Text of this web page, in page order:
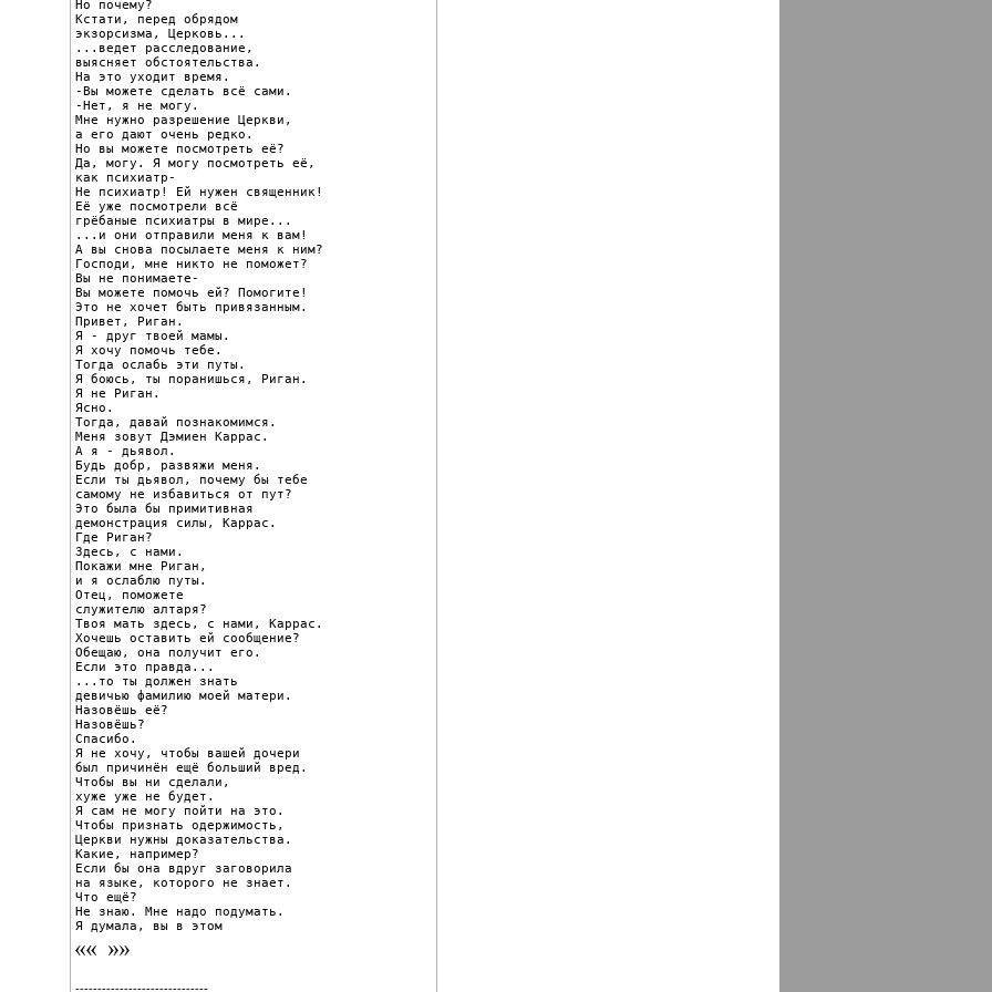
Но почему?
Кстати, перед обрядом
экзорсизма, Церковь...
...ведет расследование,
выясняет обстоятельства.
На это уходит время.
-Вы можете сделать всё сами.
-Нет, я не могу.
Мне нужно разрешение Церкви,
а его дают очень редко.
Но вы можете посмотреть её?
Да, могу. Я могу посмотреть её,
как психиатр-
Не психиатр! Ей нужен священник!
Её уже посмотрели всё
грёбаные психиатры в мире...
...и они отправили меня к вам!
А вы снова посылаете меня к ним?
Господи, мне никто не поможет?
Вы не понимаете-
Вы можете помочь ей? Помогите!
Это не хочет быть привязанным.
Привет, Риган.
Я - друг твоей мамы.
Я хочу помочь тебе.
Тогда ослабь эти путы.
Я боюсь, ты поранишься, Риган.
Я не Риган.
Ясно.
Тогда, давай познакомимся.
Меня зовут Дэмиен Каррас.
А я - дьявол.
Будь добр, развяжи меня.
Если ты дьявол, почему бы тебе
самому не избавиться от пут?
Это была бы примитивная
демонстрация силы, Каррас.
Где Риган?
Здесь, с нами.
Покажи мне Риган,
и я ослаблю путы.
Отец, поможете
служителю алтаря?
Твоя мать здесь, с нами, Каррас.
Хочешь оставить ей сообщение?
Обещаю, она получит его.
Если это правда...
...то ты должен знать
девичью фамилию моей матери.
Назовёшь её?
Назовёшь?
Спасибо.
Я не хочу, чтобы вашей дочери
был причинён ещё больший вред.
Чтобы вы ни сделали,
хуже уже не будет.
Я сам не могу пойти на это.
Чтобы признать одержимость,
Церкви нужны доказательства.
Какие, например?
Если бы она вдруг заговорила
на языке, которого не знает.
Что ещё?
Не знаю. Мне надо подумать.
Я думала, вы в этом
------------------------------